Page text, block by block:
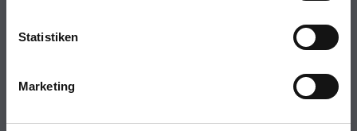
Statistiken
Marketing
Putze- und Spachtelmassen
Werkzeug & Maschinen
Verbrauchsmaterialien